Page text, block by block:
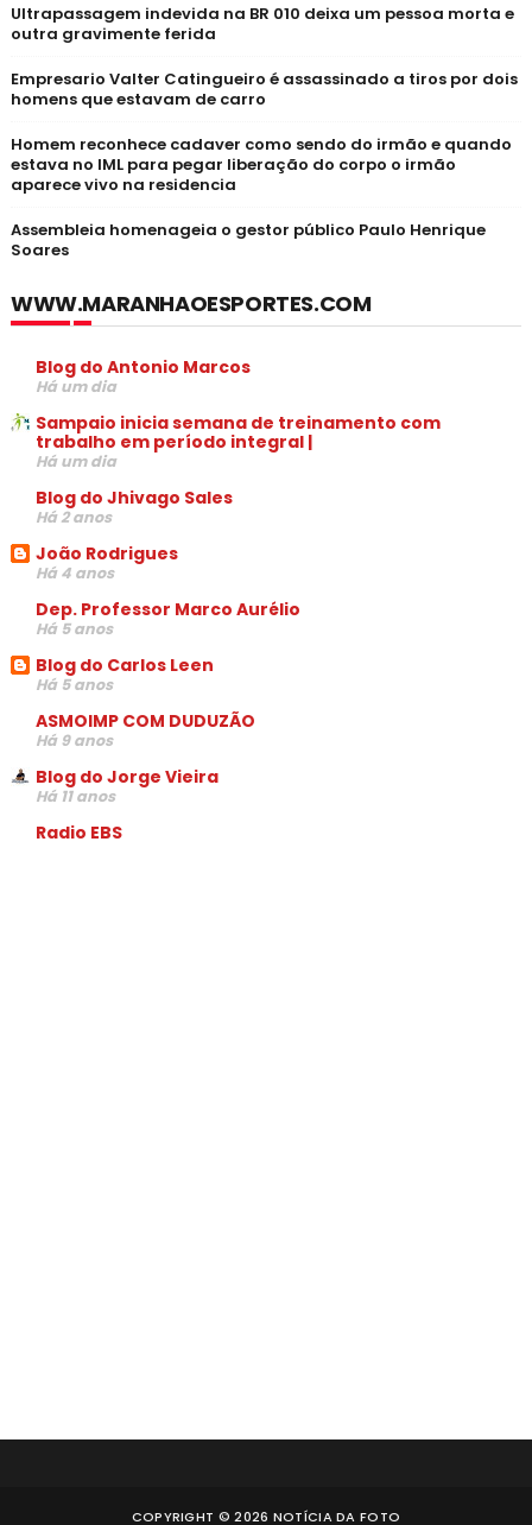
Ultrapassagem indevida na BR 010 deixa um pessoa morta e
outra gravimente ferida
Empresario Valter Catingueiro é assassinado a tiros por dois
homens que estavam de carro
Homem reconhece cadaver como sendo do irmão e quando
estava no IML para pegar liberação do corpo o irmão
aparece vivo na residencia
Assembleia homenageia o gestor público Paulo Henrique
Soares
WWW.MARANHAOESPORTES.COM
Blog do Antonio Marcos
Há um dia
Sampaio inicia semana de treinamento com
trabalho em período integral |
Há um dia
Blog do Jhivago Sales
Há 2 anos
João Rodrigues
Há 4 anos
Dep. Professor Marco Aurélio
Há 5 anos
Blog do Carlos Leen
Há 5 anos
ASMOIMP COM DUDUZÃO
Há 9 anos
Blog do Jorge Vieira
Há 11 anos
Radio EBS
COPYRIGHT ©2026 NOTÍCIA DA FOTO